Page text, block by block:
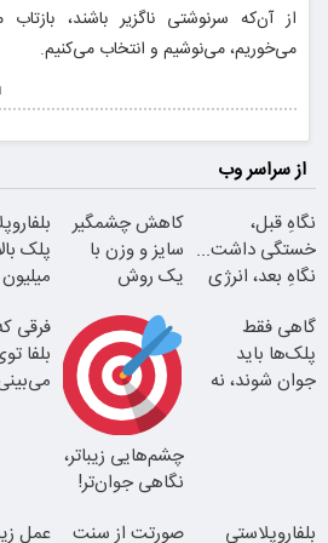
از آن‌که سرنوشتی ناگزیر باشند،
می‌خوریم، می‌نوشیم و انتخاب می‌کنیم.
از سراسر وب
نگاهِ قبل،
خستگی داشت...
نگاهِ بعد، انرژی
کاهش چشمگیر
سایز و وزن با
یک روش
گاهی فقط
پلک‌ها باید
جوان شوند، نه
چشم‌هایی زیباتر،
نگاهی جوان‌تر!
فرقی
بلفا
بلفاروپلاستی
صورتت از سنت عمل